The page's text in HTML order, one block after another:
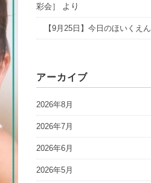
彩会］
より
【9月25日】今日のほいくえん
アーカイブ
2026年8月
2026年7月
2026年6月
2026年5月